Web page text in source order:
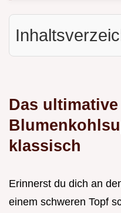
Das ultimative
klassisch
Erinnerst du dich an
einem schweren Topf